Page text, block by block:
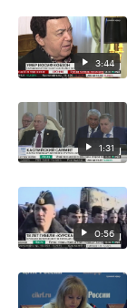
3:44
1:31
0:56